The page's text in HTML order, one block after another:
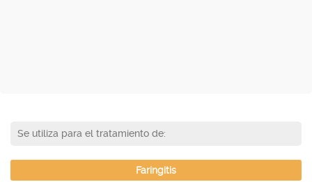
Se utiliza para el tratamiento de:
Faringitis